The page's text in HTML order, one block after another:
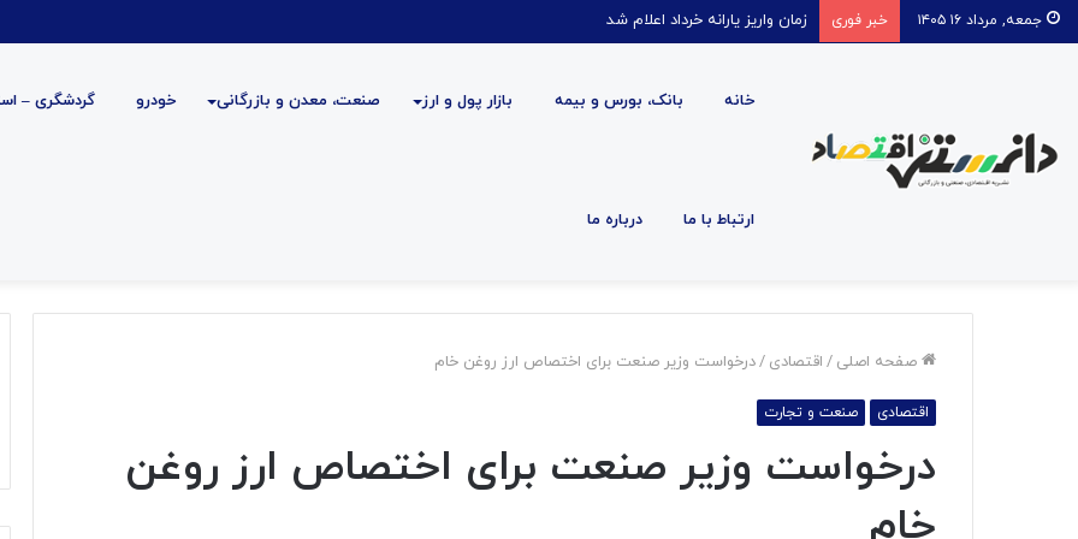
جمعه, مرداد ۱۶ ۱۴۰۵ خبر فوری زمان واریز یارانه خرداد اعلام شد
خانه بانک، بورس و بیمه بازار پول و ارز صنعت، معدن و بازرگانی خودرو گردشگری –
ارتباط با ما درباره ما
صفحه اصلی / اقتصادی /درخواست وزیر صنعت برای اختصاص ارز روغن خام
اقتصادی صنعت و تجارت
درخواست وزیر صنعت برای اختصاص ارز روغن